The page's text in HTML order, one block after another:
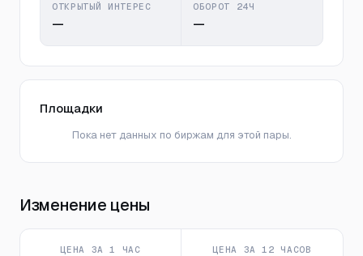
ОТКРЫТЫЙ ИНТЕРЕС
—
ОБОРОТ 24Ч
—
Площадки
Пока нет данных по биржам для этой пары.
Изменение цены
ЦЕНА ЗА 1 ЧАС ЦЕНА ЗА 12 ЧАСОВ